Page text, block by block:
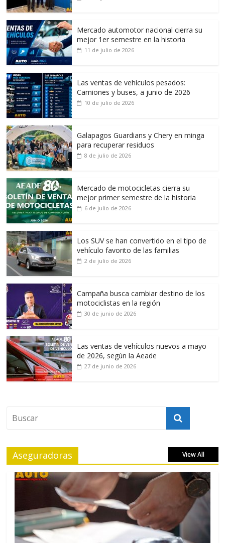
Mercado automotor nacional cierra su
mejor 1er semestre en la historia
11 de julio de 2026
Las ventas de vehículos pesados:
Camiones y buses, a junio de 2026
10 de julio de 2026
Galapagos Guardians y Chery en minga
para recuperar residuos
8 de julio de 2026
Mercado de motocicletas cierra su
mejor primer semestre de la historia
6 de julio de 2026
Los SUV se han convertido en el tipo de
vehículo favorito de las familias
2 de julio de 2026
Campaña busca cambiar destino de los
motociclistas en la región
30 de junio de 2026
Las ventas de vehículos nuevos a mayo
de 2026, según la Aeade
27 de junio de 2026
Aseguradoras View All